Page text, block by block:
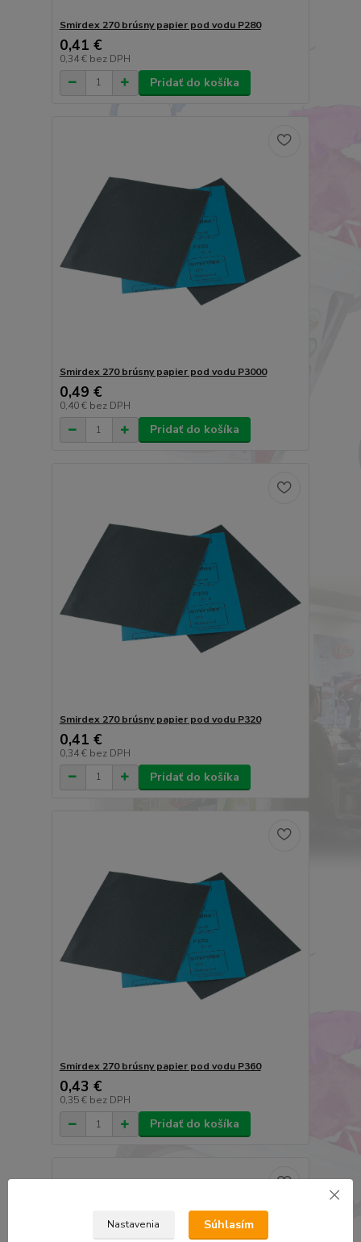
Smirdex 270 brúsny papier pod vodu P280
0,41 €
0,34 € bez DPH
Pridať do košíka
Smirdex 270 brúsny papier pod vodu P3000
0,49 €
0,40 € bez DPH
Pridať do košíka
Smirdex 270 brúsny papier pod vodu P320
0,41 €
0,34 € bez DPH
Pridať do košíka
Smirdex 270 brúsny papier pod vodu P360
0,43 €
0,35 € bez DPH
Pridať do košíka
Nastavenia Súhlasím